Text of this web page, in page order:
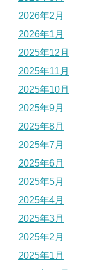
2026年2月
2026年1月
2025年12月
2025年11月
2025年10月
2025年9月
2025年8月
2025年7月
2025年6月
2025年5月
2025年4月
2025年3月
2025年2月
2025年1月